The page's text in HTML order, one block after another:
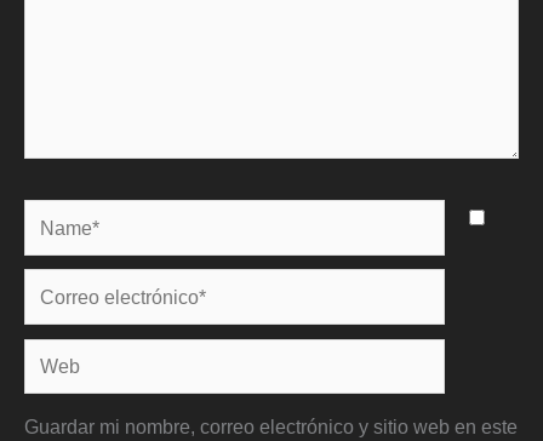
Name*
Correo
electrónico*
Web
Guardar mi nombre, correo electrónico y sitio web en este